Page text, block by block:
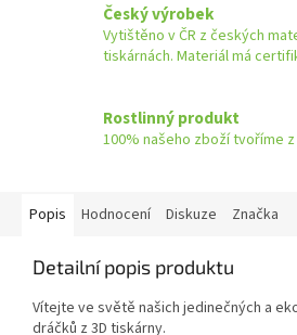
Český výrobek
Vytištěno v ČR z českých
tiskárnách. Materiál má
Rostlinný produkt
100% našeho zboží tvoříme
Popis Hodnocení Diskuze Značka
Detailní popis produktu
Vítejte ve světě našich jedinečných a
dráčků z 3D tiskárny.